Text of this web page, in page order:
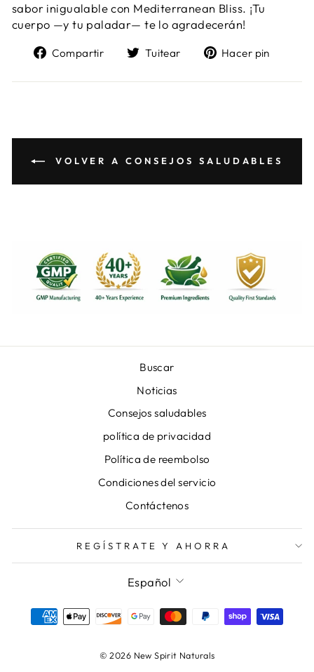
sabor inigualable con Mediterranean Bliss. ¡Tu
cuerpo —y tu paladar— te lo agradecerán!
Compartir
Compartir
Facebook
Tuitear
Tuitear
Twitter
Hacer pin
VOLVER A CONSEJOS SALUDABLES
Buscar
Noticias
Consejos saludables
política de privacidad
Política de reembolso
Condiciones del servicio
Contáctenos
REGÍSTRATE Y AHORRA
IDIOMA
Español
© 2026 New Spirit Naturals